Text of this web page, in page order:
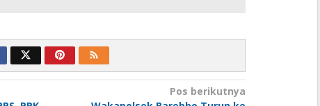
Pos berikutnya